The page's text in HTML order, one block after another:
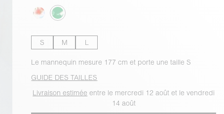
S M L
Le mannequin mesure 177 cm et porte une taille S
GUIDE DES TAILLES
Livraison estimée entre le mercredi 12 août et le vendredi
14 août